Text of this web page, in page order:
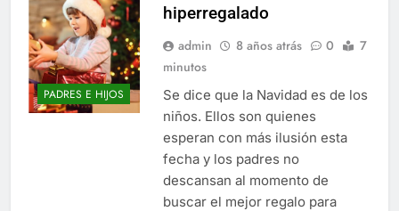
PADRES E HIJOS
hiperregalado
admin 8 años atrás 0
7
minutos
Se dice que la Navidad es de los
niños. Ellos son quienes
esperan con más ilusión esta
fecha y los padres no
descansan al momento de
buscar el mejor regalo para